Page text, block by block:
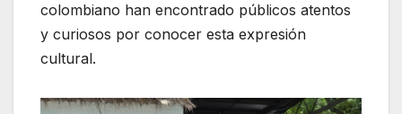
colombiano han encontrado públicos atentos
y curiosos por conocer esta expresión
cultural.